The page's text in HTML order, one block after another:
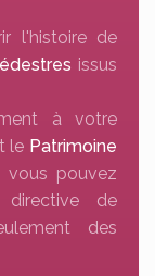
l'histoire de
issus
à votre
le Patrimoine
vous pouvez
de
des